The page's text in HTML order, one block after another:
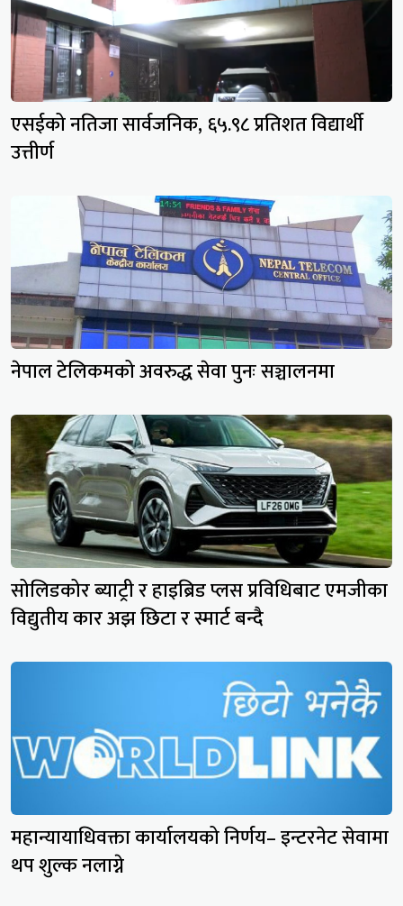
एसईको नतिजा सार्वजनिक, ६५.९८ प्रतिशत विद्यार्थी
उत्तीर्ण
नेपाल टेलिकमको अवरुद्ध सेवा पुनः सञ्चालनमा
सोलिडकोर ब्याट्री र हाइब्रिड प्लस प्रविधिबाट एमजीका
विद्युतीय कार अझ छिटा र स्मार्ट बन्दै
महान्यायाधिवक्ता कार्यालयको निर्णय– इन्टरनेट सेवामा
थप शुल्क नलाग्ने